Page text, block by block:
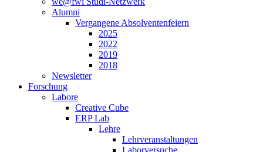
Alumni
Vergangene Absolventenfeiern
2025
2022
2019
2018
Newsletter
Forschung
Labore
Creative Cube
ERP Lab
Lehre
Lehrveranstaltungen
Laborversuche